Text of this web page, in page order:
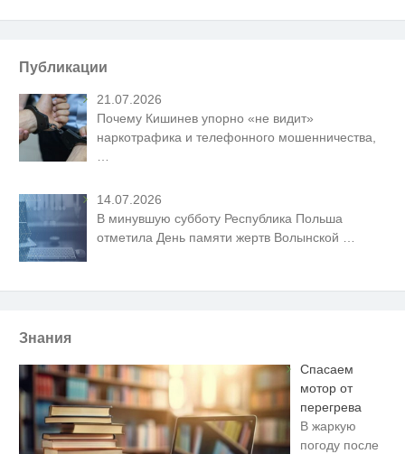
Публикации
21.07.2026
Почему Кишинев упорно «не видит»
наркотрафика и телефонного мошенничества,
14.07.2026
В минувшую субботу Республика Польша
отметила День памяти жертв Волынской
Знания
Спасаем
мотор от
перегрева
В жаркую
погоду после